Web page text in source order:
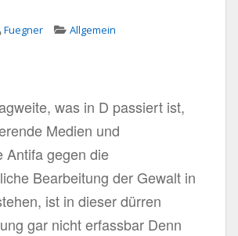
Fuegner Allgemein
was in D passiert ist,
Medien und
Antifa gegen die
Bearbeitung der Gewalt in
ist in dieser dürren
gar nicht erfassbar Denn